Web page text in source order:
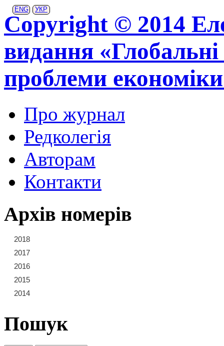
ENG УКР
Copyright © 2014
видання «Глобальні
проблеми
Про журнал
Редколегія
Авторам
Контакти
Архів номерів
2018
2017
2016
2015
2014
Пошук